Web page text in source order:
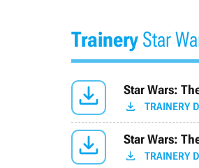
Trainery Star
 Star Wars:
 TRAINERY
 Star Wars:
 TRAINERY